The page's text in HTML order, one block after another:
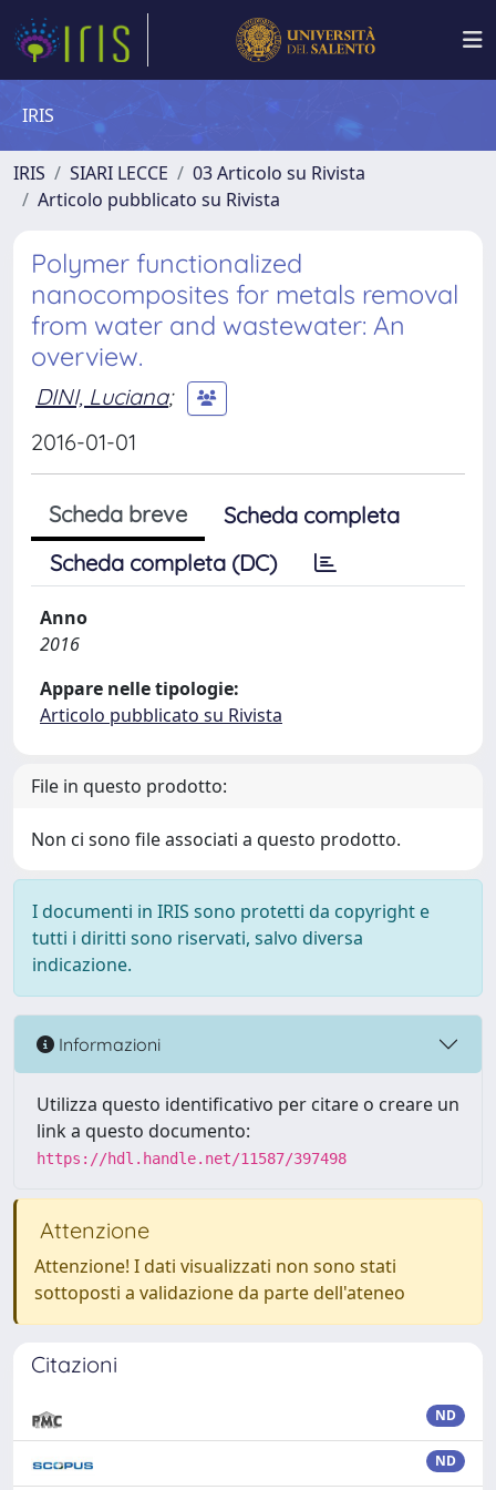
IRIS
IRIS SIARI LECCE
03 Articolo su Rivista
Articolo pubblicato su Rivista
Polymer functionalized
nanocomposites for metals removal
from water and wastewater: An
overview.
DINI, Luciana;
2016-01-01
Scheda breve
Scheda completa
Scheda completa (DC)
Anno
2016
Appare nelle tipologie:
Articolo pubblicato su Rivista
File in questo prodotto:
Non ci sono file associati a questo prodotto.
I documenti in IRIS sono protetti da copyright e
tutti i diritti sono riservati, salvo diversa
indicazione.
Informazioni
Utilizza questo identificativo per citare o creare un
link a questo documento:
https://hdl.handle.net/11587/397498
Attenzione
Attenzione! I dati visualizzati non sono stati
sottoposti a validazione da parte dell'ateneo
Citazioni
ND
ND